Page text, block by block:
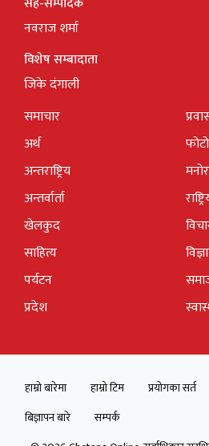
नवराज शर्मा
विशेष सम्बादाता
जिके दंगाली
समाचार
अर्थ
अन्तराष्ट्रिय
अन्तर्वार्ता
खेलकुद
साहित्य
पर्यटन
प्रदेश
हाम्रो बारेमा हाम्रो टिम प्रयोगका सर्त
बिज्ञापन बारे
सम्पर्क